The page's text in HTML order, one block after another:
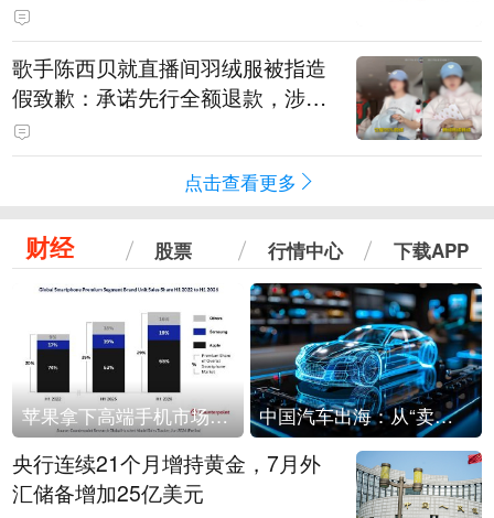
歌手陈西贝就直播间羽绒服被指造
假致歉：承诺先行全额退款，涉事
销售额约300万元
点击查看更多
财经 股票 行情中心 下载APP
苹果拿下高端手机市场65%的份额：iPhone 17系列功不可没 中国汽车出海：从“卖出去”到“走进去”
央行连续21个月增持黄金，7月外
汇储备增加25亿美元